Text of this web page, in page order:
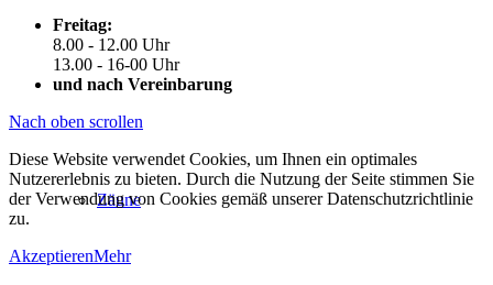
Zäune
Freitag:
8.00 - 12.00 Uhr
13.00 - 16-00 Uhr
und nach Vereinbarung
Nach oben scrollen
Diese Website verwendet Cookies, um Ihnen ein optimales
Nutzererlebnis zu bieten. Durch die Nutzung der Seite stimmen Sie
der Verwendung von Cookies gemäß unserer Datenschutzrichtlinie
zu.
AkzeptierenMehr